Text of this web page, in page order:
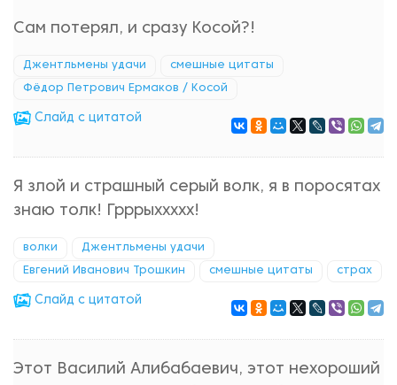
Сам потерял, и сразу Косой?!
Джентльмены удачи смешные цитаты
Фёдор Петрович Ермаков / Косой
Cлайд с цитатой
Я злой и страшный серый волк, я в поросятах
знаю толк! Грррыххххх!
волки Джентльмены удачи
Евгений Иванович Трошкин смешные цитаты страх
Cлайд с цитатой
Этот Василий Алибабаевич, этот нехороший